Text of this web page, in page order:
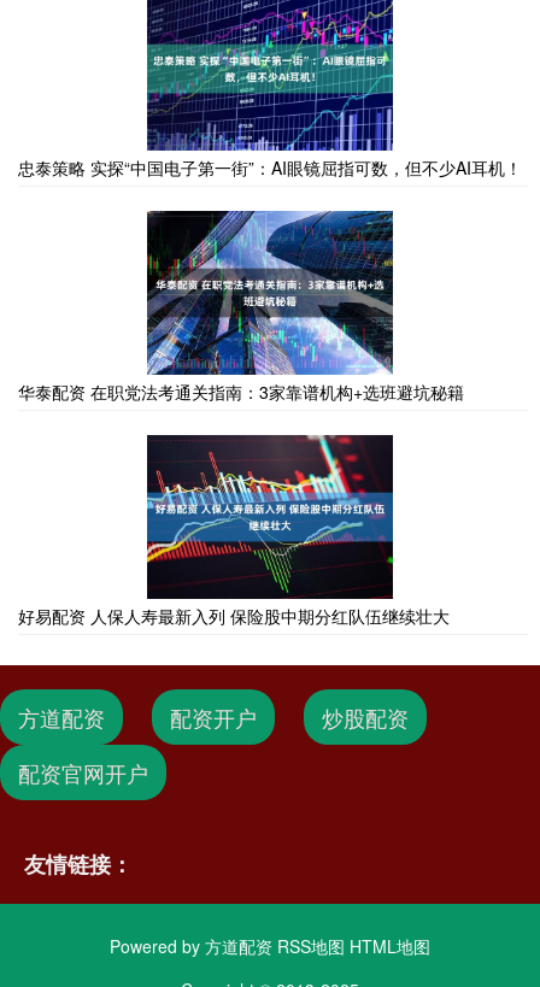
忠泰策略 实探“中国电子第一街”：AI眼镜屈指可数，但不少AI耳机！
华泰配资 在职党法考通关指南：3家靠谱机构+选班避坑秘籍
好易配资 人保人寿最新入列 保险股中期分红队伍继续壮大
方道配资 配资开户
炒股配资
配资官网开户
友情链接：
Powered by 方道配资 RSS地图 HTML地图